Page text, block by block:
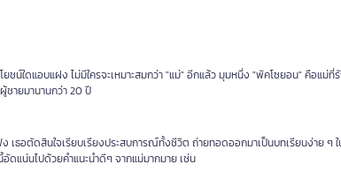
น์ใดแอบแฝง ไม่มีใครจะเหมาะสมกว่า "แม่" อีกแล้ว มุมหนึ่ง "พัคโซยอน" คือแม่ที่
ชายมานานกว่า 20 ปี
เธอตัดสินใจเรียบเรียงประสบการณ์ทั้งชีวิต ถ่ายทอดออกมาเป็นบทเรียนง่าย ๆ
ดแน่นไปด้วยคำแนะนำดีๆ จากแม่มากมาย เช่น